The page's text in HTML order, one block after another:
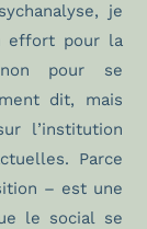
je
effort pour la
pour se
dit, mais
l’institution
Parce
– est une
le social se